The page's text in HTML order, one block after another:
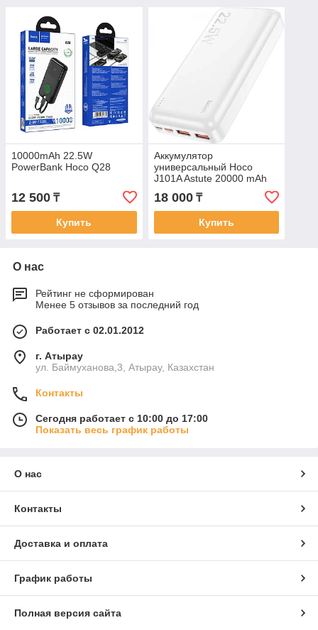
10000mAh 22.5W
PowerBank Hoco Q28
12 500 ₸
Купить
Аккумулятор
универсальный Hoco
J101A Astute 20000 mAh
22.5W White
18 000₸
Купить
О нас
Рейтинг не сформирован
Менее 5 отзывов за последний год
Работает с 02.01.2012
г. Атырау
ул. Баймуханова,3, Атырау, Казахстан
Контакты
Сегодня работает с 10:00 до 17:00
Показать весь график работы
О нас
Контакты
Доставка и оплата
График работы
Полная версия сайта